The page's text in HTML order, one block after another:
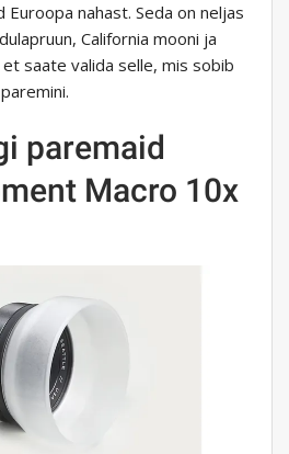
nahast. Seda on neljas
California mooni ja
saate valida selle, mis sobib
paremaid
Macro 10x